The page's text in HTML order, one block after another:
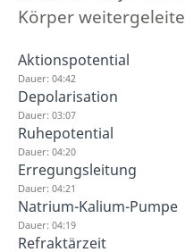
Körper
Aktionspotential
Dauer: 04:42
Depolarisation
Dauer: 03:07
Ruhepotential
Dauer: 04:20
Erregungsleitung
Dauer: 04:21
Natrium-Kalium-Pumpe
Dauer: 04:19
Refraktärzeit